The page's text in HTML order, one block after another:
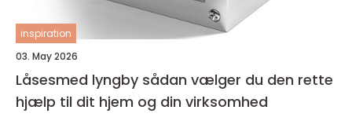
inspiration
03. May 2026
Låsesmed lyngby sådan vælger du den rette
hjælp til dit hjem og din virksomhed